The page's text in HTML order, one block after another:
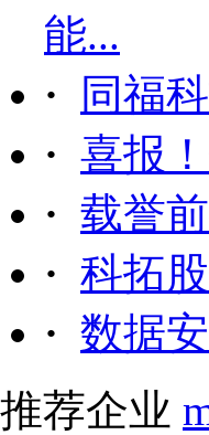
能...
·
同福
· 喜报
· 载誉
· 科拓
· 数据
推荐企业